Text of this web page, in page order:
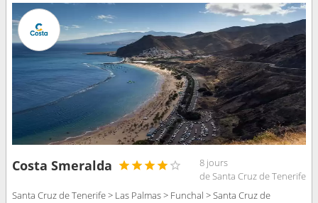
Costa Smeralda
8 jours
de Santa Cruz de Tenerife
Santa Cruz de Tenerife > Las Palmas > Funchal > Santa Cruz de